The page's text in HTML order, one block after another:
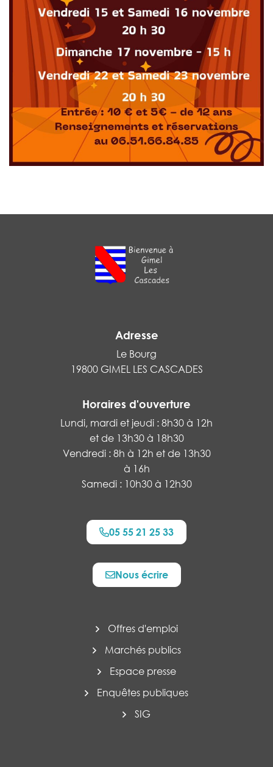
Adresse
Le Bourg
19800 GIMEL LES CASCADES
Horaires d'ouverture
Lundi, mardi et jeudi : 8h30 à 12h
et de 13h30 à 18h30
Vendredi : 8h à 12h et de 13h30
à 16h
Samedi : 10h30 à 12h30
05 55 21 25 33
Nous écrire
Offres d'emploi
Marchés publics
Espace presse
Enquêtes publiques
SIG